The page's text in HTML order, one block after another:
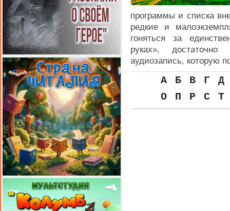
программы и списка
редкие и
гоняться за
руках»,
аудиозапись, которую
А Б В Г
Д
О
П Р С Т